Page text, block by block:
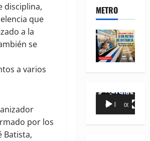
disciplina,
que
a la
se
a varios
por los
Batista,
METRO
Reproductor
00:00 00:35